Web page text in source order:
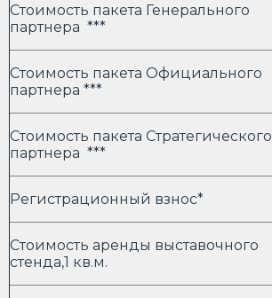
Стоимость пакета Генерального
партнера ***
Стоимость пакета Официального
партнера ***
Стоимость пакета Стратегического
партнера ***
Регистрационный взнос*
Стоимость аренды выставочного
стенда,1 кв.м.